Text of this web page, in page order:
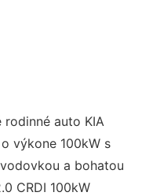
rodinné auto KIA
výkone 100kW s
a bohatou
CRDI 100kW